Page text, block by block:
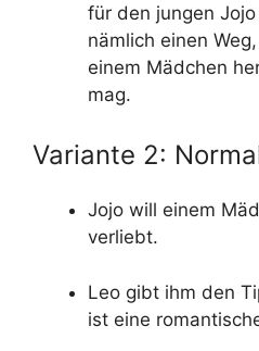
für den jungen
nämlich einen
einem Mädchen
mag.
Variante 2:
Jojo will einem
verliebt.
Leo gibt ihm den
ist eine